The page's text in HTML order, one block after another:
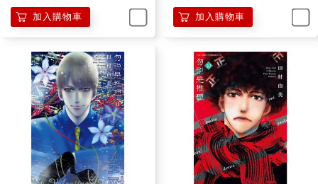
加入購物車 加入購物車